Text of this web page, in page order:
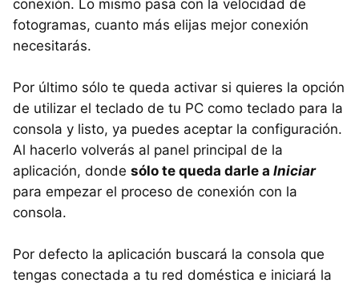
conexión. Lo mismo pasa con la velocidad de
fotogramas, cuanto más elijas mejor conexión
necesitarás.
Por último sólo te queda activar si quieres la opción
de utilizar el teclado de tu PC como teclado para la
consola y listo, ya puedes aceptar la configuración.
Al hacerlo volverás al panel principal de la
aplicación, donde sólo te queda darle a Iniciar
para empezar el proceso de conexión con la
consola.
Por defecto la aplicación buscará la consola que
tengas conectada a tu red doméstica e iniciará la